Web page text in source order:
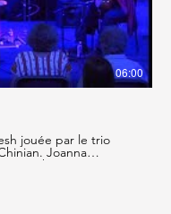
06:00
jouée par le trio
Joanna
Simon